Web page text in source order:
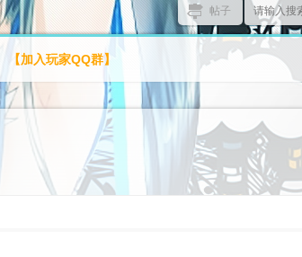
帖子
【加入玩家QQ群】